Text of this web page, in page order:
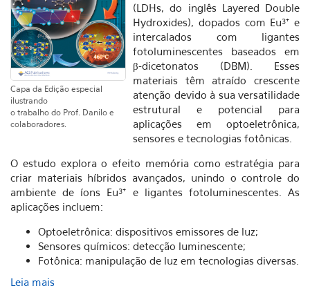
Capa da Edição especial
ilustrando
o trabalho do Prof. Danilo e
colaboradores.
(LDHs, do inglês Layered Double
Hydroxides), dopados com Eu³⁺ e
intercalados com ligantes
fotoluminescentes baseados em
β-dicetonatos (DBM). Esses
materiais têm atraído crescente
atenção devido à sua versatilidade
estrutural e potencial para
aplicações em optoeletrônica,
sensores e tecnologias fotônicas.
O estudo explora o efeito memória como estratégia para
criar materiais híbridos avançados, unindo o controle do
ambiente de íons Eu³⁺ e ligantes fotoluminescentes. As
aplicações incluem:
Optoeletrônica: dispositivos emissores de luz;
Sensores químicos: detecção luminescente;
Fotônica: manipulação de luz em tecnologias diversas.
Leia mais